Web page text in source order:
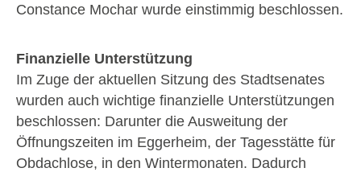
Constance Mochar wurde einstimmig beschlossen.
Finanzielle Unterstützung
Im Zuge der aktuellen Sitzung des Stadtsenates
wurden auch wichtige finanzielle Unterstützungen
beschlossen: Darunter die Ausweitung der
Öffnungszeiten im Eggerheim, der Tagesstätte für
Obdachlose, in den Wintermonaten. Dadurch